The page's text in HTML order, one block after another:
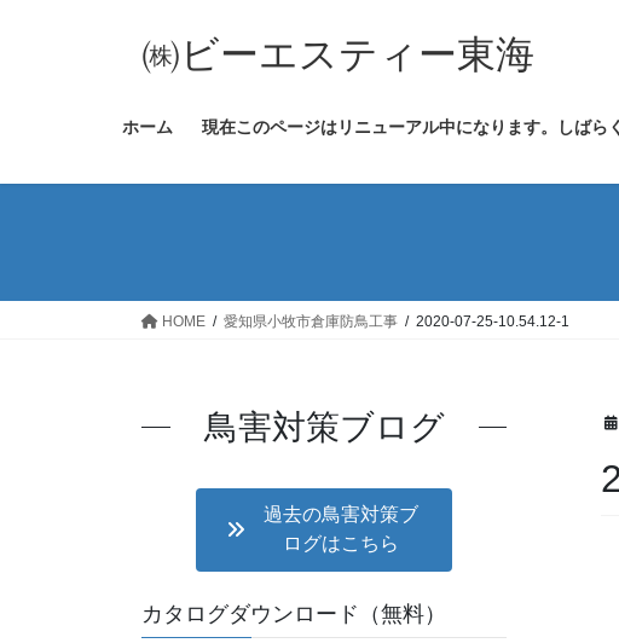
ス
ン
㈱ビーエスティー東海
ホーム 現在このページはリニューアル中になります。しばら
HOME 愛知県小牧市倉庫防鳥工事 2020-07-25-10.54.12-1
鳥害対策ブログ
過去の鳥害対策ブ
ログはこちら
カタログダウンロード（無料）